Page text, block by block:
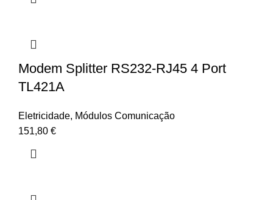
Modem Splitter RS232-RJ45 4 Port
TL421A
Eletricidade, Módulos Comunicação
151,80 €